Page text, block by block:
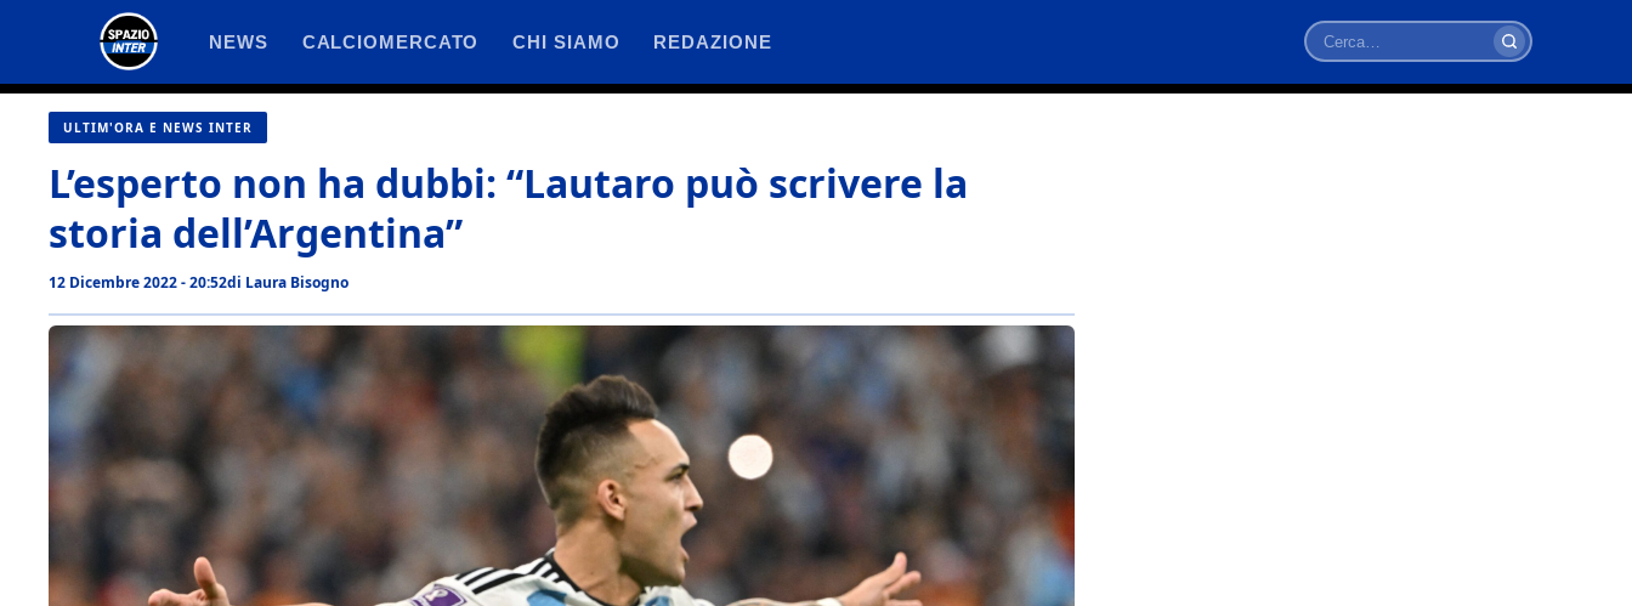
contenuto
NEWS CALCIOMERCATO CHI SIAMO REDAZIONE
Cerca
ULTIM'ORA E NEWS INTER
L’esperto non ha dubbi: “Lautaro può scrivere la
storia dell’Argentina”
12 Dicembre 2022 - 20:52di Laura Bisogno